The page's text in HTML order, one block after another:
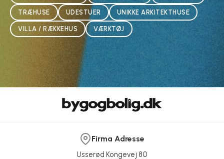
TRÆHUSE UDESTUER UNIKKE ARKITEKTHUSE
VILLA / RÆKKEHUS VÆRKTØJ
Firma Adresse
Usserød Kongevej 80